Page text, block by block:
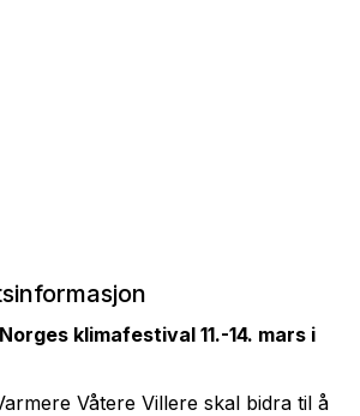
klimafestival 11.-14. mars i
Våtere Villere skal bidra til å